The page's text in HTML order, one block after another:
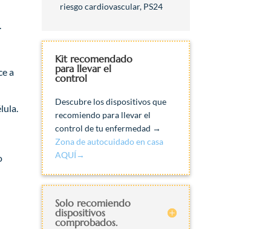
a
riesgo cardiovascular, PS24
Kit recomendado
para llevar el
control
Descubre los dispositivos que
recomiendo para llevar el
control de tu enfermedad →
Zona de autocuidado en casa
AQUÍ→
Solo recomiendo
dispositivos
comprobados.